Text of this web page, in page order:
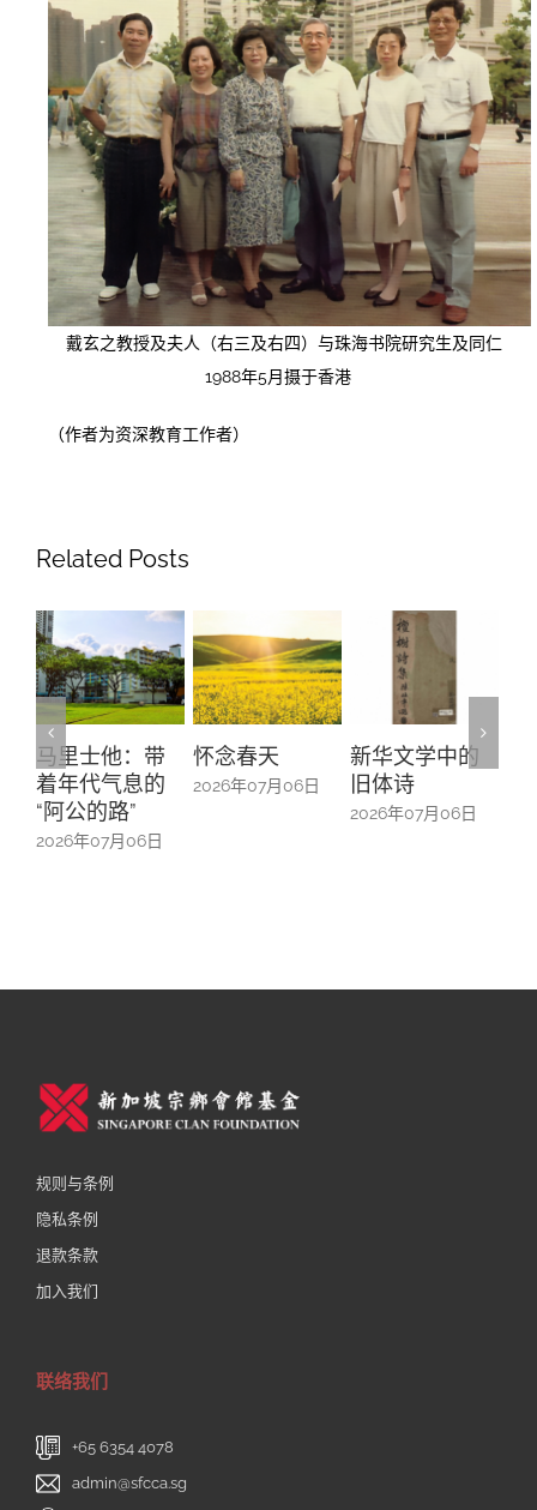
戴玄之教授及夫人（右三及右四）与珠海书院研究生及同仁
1988年5月摄于香港
（作者为资深教育工作者）
Related Posts
怀念春天
2026年07月06日
新华文学中的
旧体诗
螺钿留芳：碧
山亭贺仪镜框
中的百业记忆
规则与条例
隐私条例
退款条款
加入我们
联络我们
+65 6354 4078
admin@sfcca.sg